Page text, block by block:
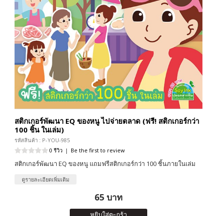
สติกเกอร์พัฒนา EQ ของหนู ไปจ่ายตลาด (ฟรี! สติกเกอร์กว่า
100 ชิ้น ในเล่ม)
รหัสสินค้า : P-YOU-985
0 รีวิว | Be the first to review
สติกเกอร์พัฒนา EQ ของหนู แถมฟรีสติกเกอร์กว่า 100 ชิ้นภายในเล่ม
ดูรายละเอียดเพิ่มเติม
65 บาท